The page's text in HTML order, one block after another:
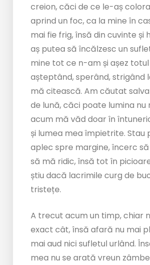
creion, căci de ce le-aș
aprind un foc, ca la mine în
mai fie frig, însă din cuvinte și
aș putea să încălzesc un
mine tot ce n-am și așez
așteptând, sperând, strigând
mă citească. Am căutat
de lună, căci poate lumina nu
acum mă văd doar în
și lumea mea împietrite. Stau
aplec spre margine, încerc să
să mă ridic, însă tot în
știu dacă lacrimile curg de
tristețe.
A trecut acum un timp, chiar
exact cât, însă afară nu mai
mai aud nici sufletul urlând.
mea nu se arată vreun